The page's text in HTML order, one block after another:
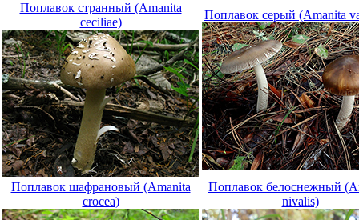
Поплавок странный (Amanita
ceciliae)
Поплавок серый (Amanita
Поплавок шафрановый (Amanita
crocea)
Поплавок белоснежный
nivalis)